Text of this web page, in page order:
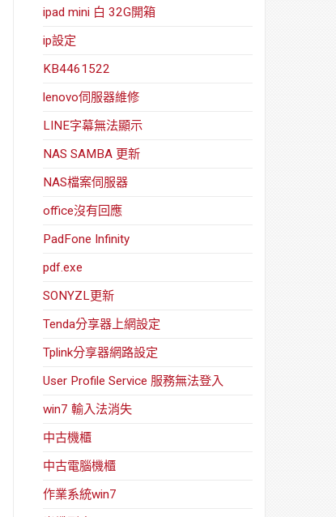
ipad mini 白 32G開箱
ip設定
KB4461522
lenovo伺服器維修
LINE字幕無法顯示
NAS SAMBA 更新
NAS檔案伺服器
office沒有回應
PadFone Infinity
pdf.exe
SONYZL更新
Tenda分享器上網設定
Tplink分享器網路設定
User Profile Service 服務無法登入
win7 輸入法消失
中古機櫃
中古電腦機櫃
作業系統win7